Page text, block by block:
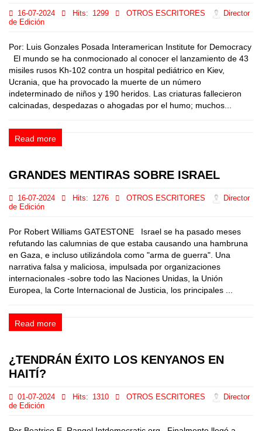
16-07-2024 Hits: 1299 OTROS ESCRITORES
Director
de Edición
Por: Luis Gonzales Posada Interamerican Institute for Democracy
El mundo se ha conmocionado al conocer el lanzamiento de 43
misiles rusos Kh-102 contra un hospital pediátrico en Kiev,
Ucrania, que ha provocado la muerte de un número
indeterminado de niños y 190 heridos. Las criaturas fallecieron
calcinadas, despedazas o ahogadas por el humo; muchos...
Read more
GRANDES MENTIRAS SOBRE ISRAEL
16-07-2024 Hits: 1276 OTROS ESCRITORES
Director
de Edición
Por Robert Williams GATESTONE Israel se ha pasado meses
refutando las calumnias de que estaba causando una hambruna
en Gaza, e incluso utilizándola como "arma de guerra". Una
narrativa falsa y maliciosa, impulsada por organizaciones
internacionales -sobre todo las Naciones Unidas, la Unión
Europea, la Corte Internacional de Justicia, los principales ...
Read more
¿TENDRÁN ÉXITO LOS KENYANOS EN
HAITÍ?
01-07-2024 Hits: 1310 OTROS ESCRITORES
Director
de Edición